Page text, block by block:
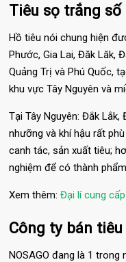
Tiêu sọ trắng
Hồ tiêu nói chung hiện
Phước, Gia Lai, Đăk Lăk,
Quảng Trị và Phú Quốc,
khu vực Tây Nguyên và
Tại Tây Nguyên: Đắk
nhưỡng và khí hậu rất
canh tác, sản xuất tiêu;
nghiệm để có thành
Xem thêm: Đại lí cung
Công ty bán
NOSAGO đang là 1